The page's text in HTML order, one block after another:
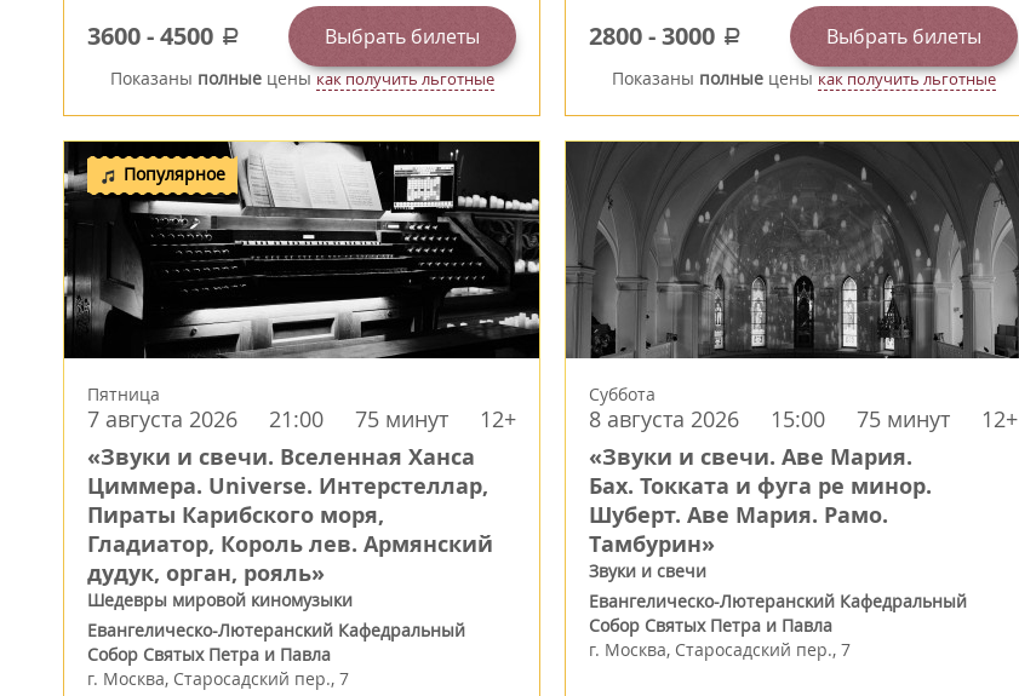
3600-4500 a Выбрать билеты
Показаны полныеценыкак получить льготные
2800-3000 a Выбрать билеты
Показаны полныеценыкак получить льготные
Популярное
Пятница
7 августа 2026 21:00 75 минут 12+
«Звуки и свечи. Вселенная Ханса
Циммера. Universe. Интерстеллар,
Пираты Карибского моря,
Гладиатор, Король лев. Армянский
дудук, орган, рояль»
Шедевры мировой киномузыки
Евангелическо-Лютеранский Кафедральный
Собор Святых Петра и Павла
г. Москва, Старосадский пер., 7
Суббота
8 августа 2026 15:00 75 минут 12+
«Звуки и свечи. Аве Мария.
Бах. Токката и фуга ре минор.
Шуберт. Аве Мария. Рамо.
Тамбурин»
Звуки и свечи
Евангелическо-Лютеранский Кафедральный
Собор Святых Петра и Павла
г. Москва, Старосадский пер., 7